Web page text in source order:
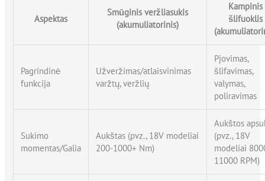
Aspektas
Smūginis veržliasukis
(akumuliatorinis)
Kampinis
šlifuoklis
Pagrindinė
funkcija
Užveržimas/atlaisvinimas
varžtų, veržlių
Pjovimas,
šlifavimas,
valymas,
poliravimas
Sukimo
momentas/Galia
Aukštas (pvz., 18V modeliai
200-1000+ Nm)
Aukštos
(pvz., 18V
modeliai
11000 RPM)